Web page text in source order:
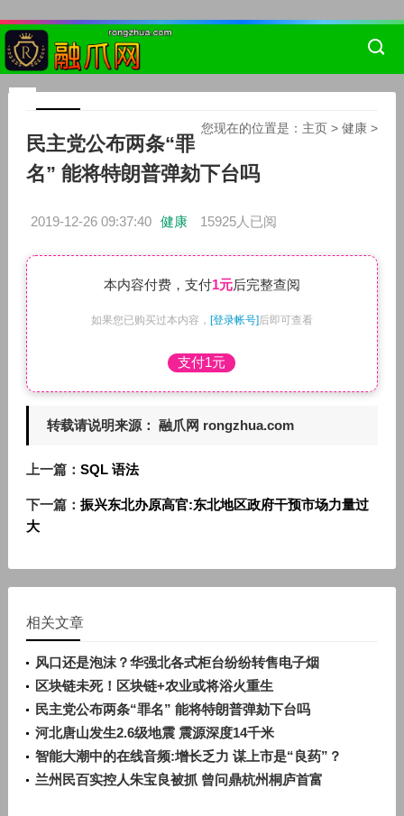
您现在的位置是： 主页 >健康 >
民主党公布两条“罪
名” 能将特朗普弹劾下台吗
2019-12-26 09:37:40 健康 15925人已阅
本内容付费，支付1元后完整查阅
如果您已购买过本内容， [登录帐号]后即可查看
支付1元
转载请说明来源： 融爪网 rongzhua.com
上一篇： SQL 语法
下一篇： 振兴东北办原高官:东北地区政府干预市场力量过
大
相关文章
风口还是泡沫？华强北各式柜台纷纷转售电子烟
区块链未死！区块链+农业或将浴火重生
民主党公布两条“罪名” 能将特朗普弹劾下台吗
河北唐山发生2.6级地震 震源深度14千米
智能大潮中的在线音频:增长乏力 谋上市是“良药”？
兰州民百实控人朱宝良被抓 曾问鼎杭州桐庐首富